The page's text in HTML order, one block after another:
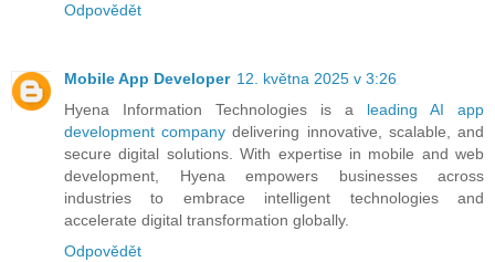
Odpovědět
Mobile App Developer 12. května 2025 v 3:26
Hyena Information Technologies is a leading AI app
development company delivering innovative, scalable, and
secure digital solutions. With expertise in mobile and web
development, Hyena empowers businesses across
industries to embrace intelligent technologies and
accelerate digital transformation globally.
Odpovědět